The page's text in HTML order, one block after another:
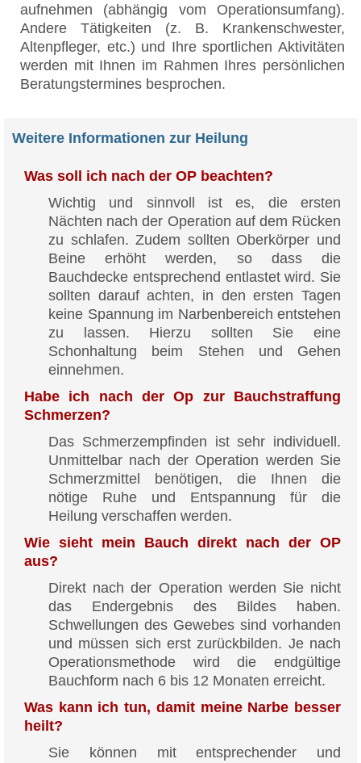
aufnehmen (abhängig vom Operationsumfang).
Andere Tätigkeiten (z. B. Krankenschwester,
Altenpfleger, etc.) und Ihre sportlichen Aktivitäten
werden mit Ihnen im Rahmen Ihres persönlichen
Beratungstermines besprochen.
Weitere Informationen zur Heilung
Was soll ich nach der OP beachten?
Wichtig und sinnvoll ist es, die ersten
Nächten nach der Operation auf dem Rücken
zu schlafen. Zudem sollten Oberkörper und
Beine erhöht werden, so dass die
Bauchdecke entsprechend entlastet wird. Sie
sollten darauf achten, in den ersten Tagen
keine Spannung im Narbenbereich entstehen
zu lassen. Hierzu sollten Sie eine
Schonhaltung beim Stehen und Gehen
einnehmen.
Habe ich nach der Op zur Bauchstraffung
Schmerzen?
Das Schmerzempfinden ist sehr individuell.
Unmittelbar nach der Operation werden Sie
Schmerzmittel benötigen, die Ihnen die
nötige Ruhe und Entspannung für die
Heilung verschaffen werden.
Wie sieht mein Bauch direkt nach der OP
aus?
Direkt nach der Operation werden Sie nicht
das Endergebnis des Bildes haben.
Schwellungen des Gewebes sind vorhanden
und müssen sich erst zurückbilden. Je nach
Operationsmethode wird die endgültige
Bauchform nach 6 bis 12 Monaten erreicht.
Was kann ich tun, damit meine Narbe besser
heilt?
Sie können mit entsprechender und